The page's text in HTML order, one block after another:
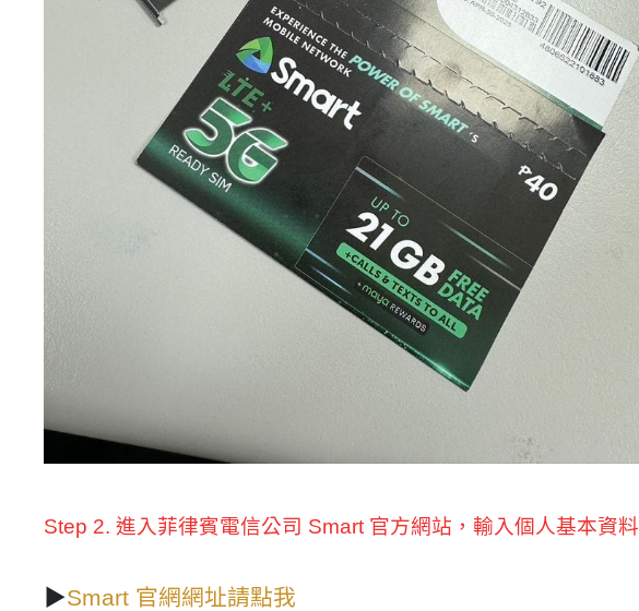
Step 2. 進入菲律賓電信公司 Smart 官方網站，輸入個人基本資料
▶Smart 官網網址請點我